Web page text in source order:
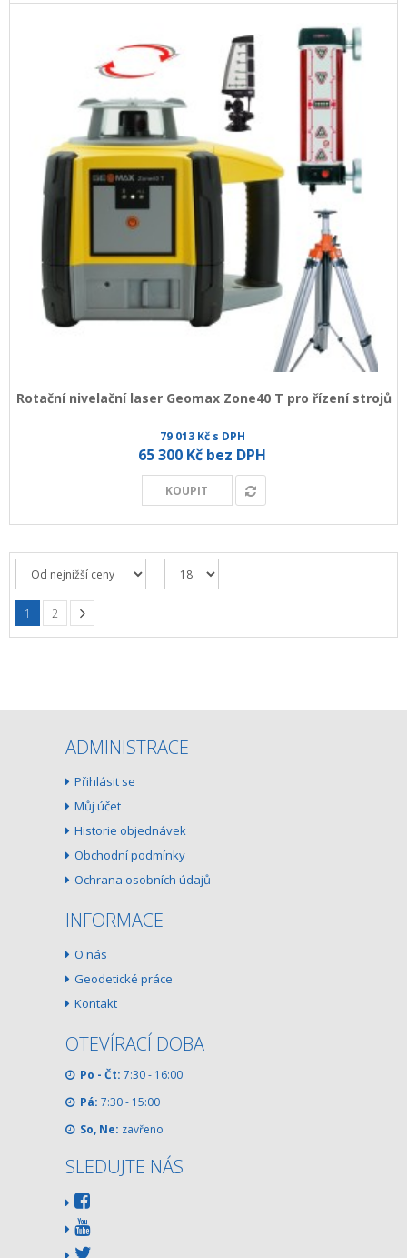
Rotační nivelační laser Geomax Zone40 T pro řízení strojů
79 013 Kč s DPH
65 300 Kč bez DPH
KOUPIT
1 2
ADMINISTRACE
Přihlásit se
Můj účet
Historie objednávek
Obchodní podmínky
Ochrana osobních údajů
INFORMACE
O nás
Geodetické práce
Kontakt
OTEVÍRACÍ DOBA
Po - Čt: 7:30 - 16:00
Pá: 7:30 - 15:00
So, Ne: zavřeno
SLEDUJTE NÁS